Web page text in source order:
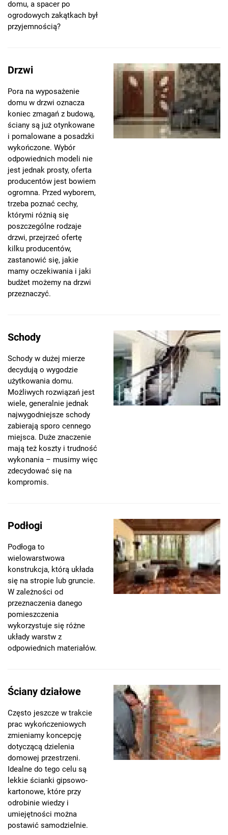
domu, a spacer po
ogrodowych zakątkach był
przyjemnością?
Drzwi
Pora na wyposażenie
domu w drzwi oznacza
koniec zmagań z budową,
ściany są już otynkowane
i pomalowane a posadzki
wykończone. Wybór
odpowiednich modeli nie
jest jednak prosty, oferta
producentów jest bowiem
ogromna. Przed wyborem,
trzeba poznać cechy,
którymi różnią się
poszczególne rodzaje
drzwi, przejrzeć ofertę
kilku producentów,
zastanowić się, jakie
mamy oczekiwania i jaki
budżet możemy na drzwi
przeznaczyć.
Schody
Schody w dużej mierze
decydują o wygodzie
użytkowania domu.
Możliwych rozwiązań jest
wiele, generalnie jednak
najwygodniejsze schody
zabierają sporo cennego
miejsca. Duże znaczenie
mają też koszty i trudność
wykonania – musimy więc
zdecydować się na
kompromis.
Podłogi
Podłoga to
wielowarstwowa
konstrukcja, którą układa
się na stropie lub gruncie.
W zależności od
przeznaczenia danego
pomieszczenia
wykorzystuje się różne
układy warstw z
odpowiednich materiałów.
Ściany działowe
Często jeszcze w trakcie
prac wykończeniowych
zmieniamy koncepcję
dotyczącą dzielenia
domowej przestrzeni.
Idealne do tego celu są
lekkie ścianki gipsowo-
kartonowe, które przy
odrobinie wiedzy i
umiejętności można
postawić samodzielnie.